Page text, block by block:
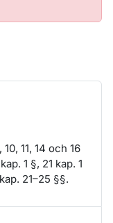
11, 14 och 16
1 §, 21 kap. 1
21–25 §§.